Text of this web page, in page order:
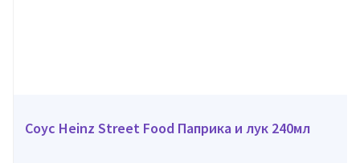
Соус Heinz Street Food Паприка и лук 240мл